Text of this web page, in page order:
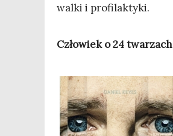
wal­ki i profilaktyki.
Czło­wiek o 24 twarzach